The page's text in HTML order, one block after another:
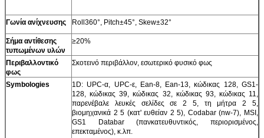
Γωνία ανίχνευσης Roll360°, Pitch±45°, Skew±32°
Σήμα αντίθεσης
τυπωμένων υλών
≥20%
Περιβαλλοντικό
φως
Σκοτεινό περιβάλλον, εσωτερικό φυσικό φως
Symbologies
1D: UPC-α, UPC-ε, Ean-8, Ean-13, κώδικας 128, GS1-
128, κώδικας 39, κώδικας 32, κώδικας 93, κώδικας 11,
παρενέβαλε λευκές σελίδες σε 2 5, τη μήτρα 2 5,
βιομηχανικά 2 5 (κατ' ευθείαν 2 5), Codabar (nw-7), MSI,
GS1 Databar (πανκατευθυντικός, περιορισμένος,
επεκταμένος), κ.λπ.